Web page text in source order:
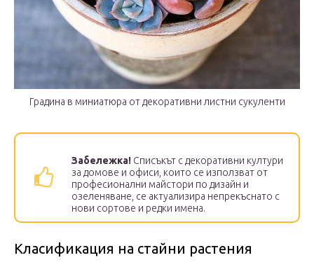
Градина в миниатюра от декоративни листни сукуленти
Забележка! Списъкът с декоративни култури
за домове и офиси, които се използват от
професионални майстори по дизайн и
озеленяване, се актуализира непрекъснато с
нови сортове и редки имена.
Класификация на стайни растения